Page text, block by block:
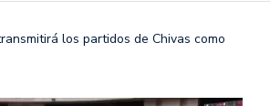
los partidos de Chivas como